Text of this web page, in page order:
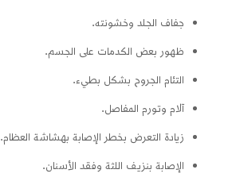
جفاف الجلد وخشونته.
ظهور بعض الكدمات على الجسم.
التئام الجروح بشكل بطيء.
آلام وتورم المفاصل.
زيادة التعرض بخطر الإصابة بهشاشة العظام.
الإصابة بنزيف اللثة وفقد الأسنان.